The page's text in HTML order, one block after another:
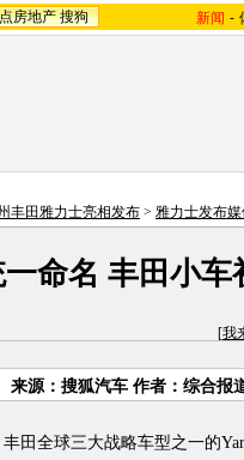
房地产 搜狗 新闻 -
丰田雅力士亮相发布 > 雅力士发布
命名 丰田小车
[我
来源：搜狐汽车 作者：综合报
田全球三大战略车型之一的